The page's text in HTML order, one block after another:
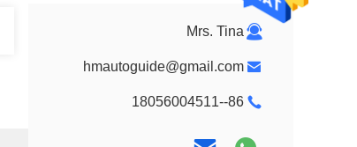
Mrs. Tina
hmautoguide@gmail.com
86--18056004511